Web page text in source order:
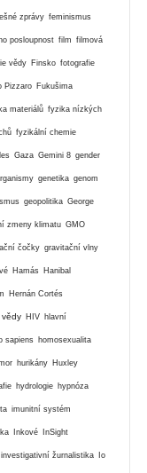
zprávy feminismus
posloupnost film filmová
vědy Finsko fotografie
Pizzaro Fukušima
materiálů fyzika nízkých
fyzikální chemie
Gaza Gemini 8 gender
genetika genom
geopolitika George
zmeny klimatu GMO
čočky gravitační vlny
Hamás Hanibal
Hernán Cortés
vědy HIV hlavní
sapiens homosexualita
hurikány Huxley
hydrologie hypnóza
imunitní systém
Inkové InSight
investigativní žurnalistika Io